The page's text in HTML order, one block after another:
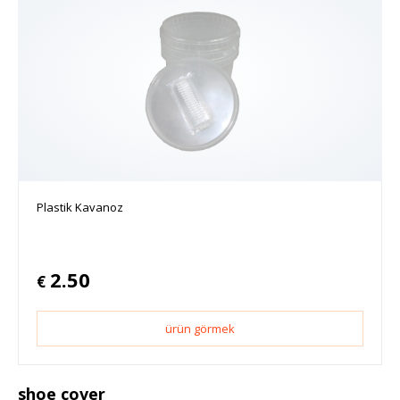
Plastik Kavanoz
€ 2.50
ürün görmek
shoe cover